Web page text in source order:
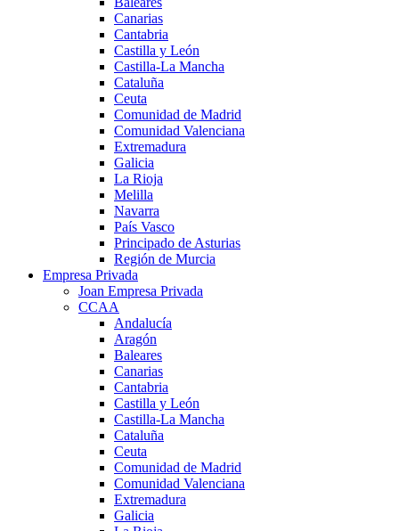
Canarias
Cantabria
Castilla y León
Castilla-La Mancha
Cataluña
Ceuta
Comunidad de Madrid
Comunidad Valenciana
Extremadura
Galicia
La Rioja
Melilla
Navarra
País Vasco
Principado de Asturias
Región de Murcia
Empresa Privada
Joan Empresa Privada
CCAA
Andalucía
Aragón
Baleares
Canarias
Cantabria
Castilla y León
Castilla-La Mancha
Cataluña
Ceuta
Comunidad de Madrid
Comunidad Valenciana
Extremadura
Galicia